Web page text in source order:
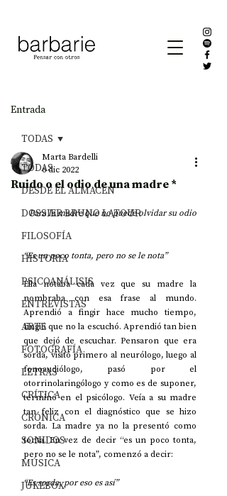
Entrada
TODAS
DESDE EL ALMACÉN
DOSSIER BRUNO LATOUR
FILOSOFÍA
HISTORIA
PSICOANÁLISIS
ENTREVISTAS
ARTE
FOTOGRAFÍA
LETRAS
CRÍTICA
CRÓNICA
SONIDOS
MÚSICA
JUKEBOX
TODAS
Ruido o el odio de una madre *
Marta Bardelli
6 dic 2022
Para la madre que no puede olvidar su odio
“Es un poco tonta, pero no se le nota”
Ella notaba cada vez que su madre la
nombraba con esa frase al mundo.
Aprendió a fingir hace mucho tiempo,
fingió que no la escuchó. Aprendió tan bien
que dejó de escuchar. Pensaron que era
sorda, visitó primero al neurólogo, luego al
fonoaudiólogo, pasó por el
otorrinolaringólogo y como es de suponer,
terminó en el psicólogo. Veía a su madre
tan feliz con el diagnóstico que se hizo
sorda. La madre ya no la presentó como
tonta. En vez de decir “es un poco tonta,
pero no se le nota”, comenzó a decir:
“Es sorda, por eso es así”